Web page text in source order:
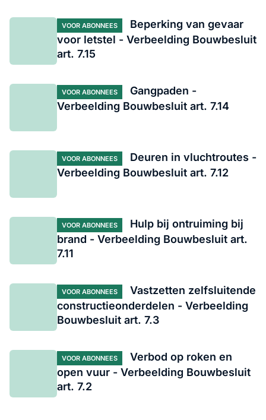
VOOR ABONNEES
Beperking van gevaar
voor letstel - Verbeelding Bouwbesluit
art. 7.15
VOOR ABONNEES
Gangpaden -
Verbeelding Bouwbesluit art. 7.14
VOOR ABONNEES
Deuren in vluchtroutes -
Verbeelding Bouwbesluit art. 7.12
VOOR ABONNEES
Hulp bij ontruiming bij
brand - Verbeelding Bouwbesluit art.
7.11
VOOR ABONNEES
Vastzetten zelfsluitende
constructieonderdelen - Verbeelding
Bouwbesluit art. 7.3
VOOR ABONNEES
Verbod op roken en
open vuur - Verbeelding Bouwbesluit
art. 7.2